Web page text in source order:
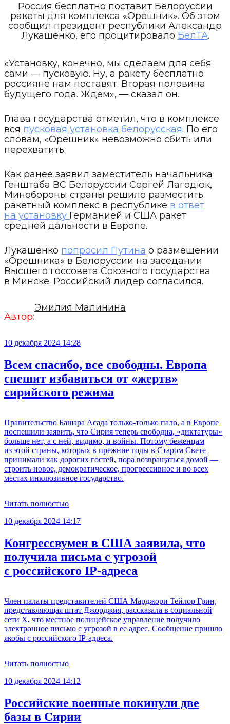
Россия бесплатно поставит Белоруссии
ракеты для комплекса «Орешник». Об этом
сообщил президент республики Александр
Лукашенко, его процитировало БелТА.
«Установку, конечно, мы сделаем для себя
сами — пусковую. Ну, а ракету бесплатно
россияне нам поставят. Вторая половина
будущего года. Ждем», — сказал он.
Глава государства отметил, что в комплексе
вся пусковая установка белорусская. По его
словам, «Орешник» невозможно сбить или
перехватить.
Как ранее заявил заместитель начальника
Генштаба ВС Белоруссии Сергей Лагодюк,
Минобороны страны решило разместить
ракетный комплекс в республике в ответ
на установку Германией и США ракет
средней дальности в Европе.
Лукашенко попросил Путина о размещении
«Орешника» в Белоруссии на заседании
Высшего госсовета Союзного государства
в Минске. Российский лидер согласился.
Автор:
Эмилия Малинина
10 декабря 2024 14:28
Всем спасибо, все свободны. Европа
спешит избавиться от «жертв»
сирийского режима
Правительство Башара Асада только-только пало, а в Европе
поспешили заявить, что Сирия теперь свободна, «диктатуры»
больше нет, а с ней, видимо, и войны. Потому беженцам
из этой страны, которых в прежние годы в Старом Свете
принимали как дорогих гостей, пора возвращаться домой —
строить новое, демократическое, прогрессивное и во всех
местах инклюзивное государство.
Читать полностью
10 декабря 2024 14:17
Конгрессвумен в США заявила, что
получила письма с угрозой
с российского IP-адреса
Член палаты представителей США Марджори Тейлор Грин,
представляющая штат Джорджия, рассказала в социальной
сети Х, что местное полицейское управление получило
электронное письмо с угрозой в ее адрес. Сообщение пришло
якобы с российского IP-адреса.
Читать полностью
10 декабря 2024 14:12
Российские военные покинули две
базы в Сирии